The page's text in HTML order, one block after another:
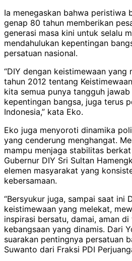
Ia menegaskan bahwa peristiwa
genap 80 tahun memberikan
generasi masa kini untuk selalu
mendahulukan kepentingan
persatuan nasional.
“DIY dengan keistimewaan yang
tahun 2012 tentang
kita semua punya tangguh
kepentingan bangsa, juga terus
Indonesia,” kata Eko.
Eko juga menyoroti dinamika
yang cenderung menghangat.
mampu menjaga stabilitas
Gubernur DIY Sri Sultan
elemen masyarakat yang
kebersamaan.
“Bersyukur juga, sampai saat ini
keistimewaan yang melekat,
inspirasi bersatu, damai, aman
kebangsaan yang dinamis. Dari
suarakan pentingnya persatuan
Suwanto dari Fraksi PDI